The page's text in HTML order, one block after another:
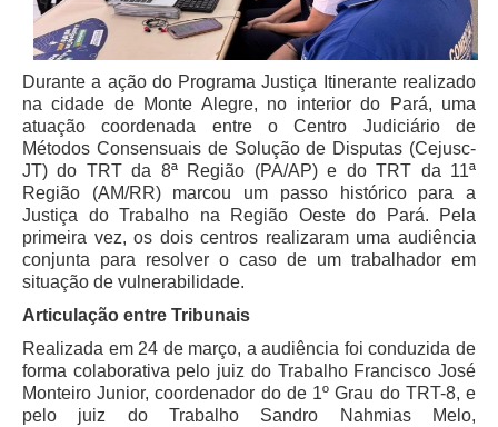
Comitê Gestor Regional do e-Gestão e de Tabelas
Processuais Unificadas
Comitê do Datajud
Comissão Regional de Pesquisa Judiciária e Ciência de
Dados
Comissão de Ética
Comitê de Priorização do Primeiro Grau
Comissão de Uniformização de Jurisprudência
Comitê de Gestão de Pessoas
Comissão de Vitaliciamento
Comitê de Atenção Integral à Saúde de Magistrados e
Servidores
Comitê de Segurança Permanente
Durante a ação do Programa Justiça Itinerante realizado
na cidade de Monte Alegre, no interior do Pará, uma
atuação coordenada entre o Centro Judiciário de
Métodos Consensuais de Solução de Disputas (Cejusc-
JT) do TRT da 8ª Região (PA/AP) e do TRT da 11ª
Região (AM/RR) marcou um passo histórico para a
Justiça do Trabalho na Região Oeste do Pará. Pela
primeira vez, os dois centros realizaram uma audiência
conjunta para resolver o caso de um trabalhador em
situação de vulnerabilidade.
Articulação entre Tribunais
Realizada em 24 de março, a audiência foi conduzida de
forma colaborativa pelo juiz do Trabalho Francisco José
Monteiro Junior, coordenador do de 1º Grau do TRT-8, e
pelo juiz do Trabalho Sandro Nahmias Melo,